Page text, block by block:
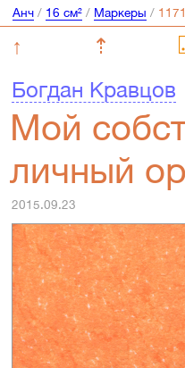
Анч/ 16 см²/ Маркеры /
↑ ⇡
Богдан Кравцов
Мой
личный
2015.09.23